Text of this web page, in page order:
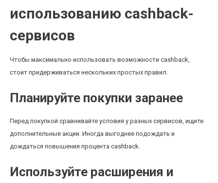
использованию cashback-
сервисов
Чтобы максимально использовать возможности cashback,
стоит придерживаться нескольких простых правил.
Планируйте покупки заранее
Перед покупкой сравнивайте условия у разных сервисов, ищите
дополнительные акции. Иногда выгоднее подождать и
дождаться повышения процента cashback.
Используйте расширения и